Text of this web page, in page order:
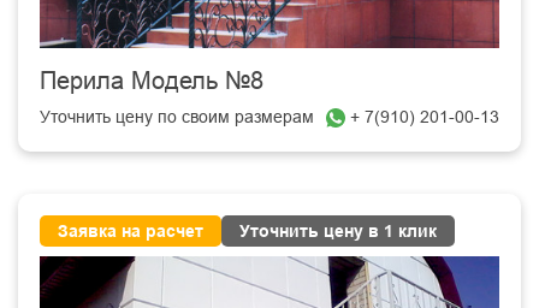
Перила Модель №8
Уточнить цену по своим размерам + 7(910) 201-00-13
Заявка на расчет Уточнить цену в 1 клик